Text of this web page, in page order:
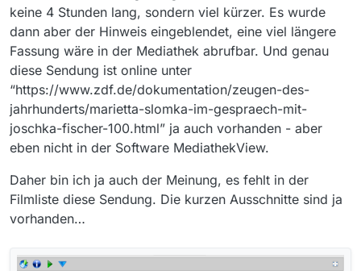
keine 4 Stunden lang, sondern viel kürzer. Es wurde
dann aber der Hinweis eingeblendet, eine viel längere
Fassung wäre in der Mediathek abrufbar. Und genau
diese Sendung ist online unter
“https://www.zdf.de/dokumentation/zeugen-des-
jahrhunderts/marietta-slomka-im-gespraech-mit-
joschka-fischer-100.html” ja auch vorhanden - aber
eben nicht in der Software MediathekView.
Daher bin ich ja auch der Meinung, es fehlt in der
Filmliste diese Sendung. Die kurzen Ausschnitte sind ja
vorhanden…